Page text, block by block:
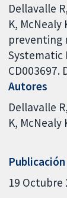
Dellavalle
K,
preventing
Systematic
CD003697.
Autores
Dellavalle R
K McNealy
Publicación
19 Octubre